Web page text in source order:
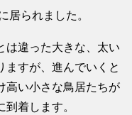
居られました。
は違った大きな、太い
ますが、進んでいくと
高い小さな鳥居たちが
着します。